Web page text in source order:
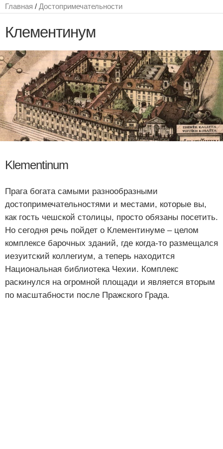
Главная / Достопримечательности
Клементинум
Klementinum
Прага богата самыми разнообразными
достопримечательностями и местами, которые вы,
как гость чешской столицы, просто обязаны посетить.
Но сегодня речь пойдет о Клементинуме – целом
комплексе барочных зданий, где когда-то размещался
иезуитский коллегиум, а теперь находится
Национальная библиотека Чехии. Комплекс
раскинулся на огромной площади и является вторым
по масштабности после Пражского Града.